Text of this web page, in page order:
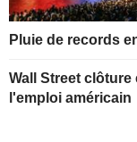
Pluie de records
Wall Street
l'emploi américain